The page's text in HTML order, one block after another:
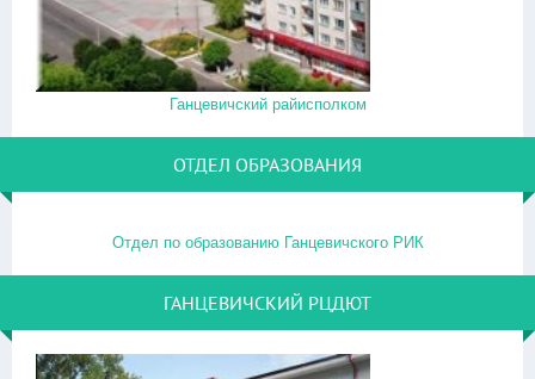
Ганцевичский райисполком
ОТДЕЛ ОБРАЗОВАНИЯ
Отдел по образованию Ганцевичского РИК
ГАНЦЕВИЧСКИЙ РЦДЮТ